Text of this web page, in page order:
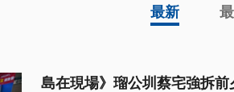
最新
島在現場》瑠公圳蔡宅強拆